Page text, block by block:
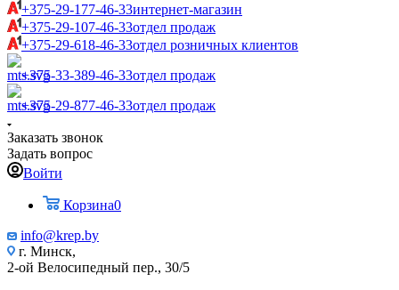
+375-29-177-46-33интернет-магазин
+375-29-107-46-33отдел продаж
+375-29-618-46-33отдел розничных клиентов
+375-33-389-46-33отдел продаж
+375-29-877-46-33отдел продаж
Заказать звонок
Задать вопрос
Войти
Корзина0
info@krep.by
г. Минск,
2-ой Велосипедный пер., 30/5